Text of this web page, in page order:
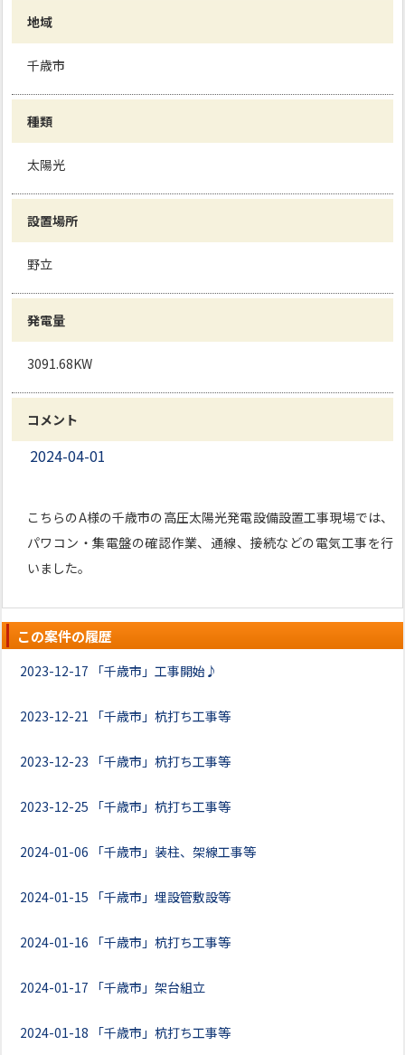
地域
千歳市
種類
太陽光
設置場所
野立
発電量
3091.68KW
コメント
2024-04-01
こちらのA様の千歳市の高圧太陽光発電設備設置工事現場では、
パワコン・集電盤の確認作業、通線、接続などの電気工事を行
いました。
この案件の履歴
2023-12-17 「千歳市」工事開始♪
2023-12-21 「千歳市」杭打ち工事等
2023-12-23 「千歳市」杭打ち工事等
2023-12-25 「千歳市」杭打ち工事等
2024-01-06 「千歳市」装柱、架線工事等
2024-01-15 「千歳市」埋設管敷設等
2024-01-16 「千歳市」杭打ち工事等
2024-01-17 「千歳市」架台組立
2024-01-18 「千歳市」杭打ち工事等